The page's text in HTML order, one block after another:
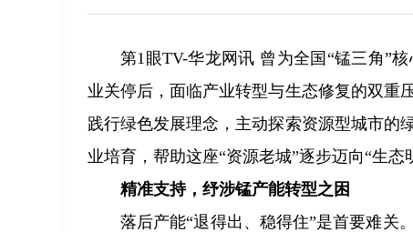
第1眼TV-华龙网讯 曾为全国“锰三角”
业关停后，面临产业转型与生态修复的双重
践行绿色发展理念，主动探索资源型城市的
业培育，帮助这座“资源老城”逐步迈向“生态
精准支持，纾涉锰产能转型之困
落后产能“退得出、稳得住”是首要难关